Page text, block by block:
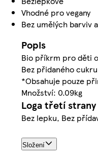
Vhodné pro vegany
Bez umělých barviv
Popis
Bio příkrm pro děti
Bez přidaného
*Obsahuje pouze
Množství: 0.09kg
Loga třetí strany
Bez lepku, Bez
Složení